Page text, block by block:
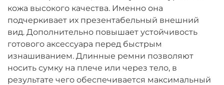
кожа высокого качества. Именно она
подчеркивает их презентабельный внешний
вид. Дополнительно повышает устойчивость
готового аксессуара перед быстрым
изнашиванием. Длинные ремни позволяют
носить сумку на плече или через тело, в
результате чего обеспечивается максимальный